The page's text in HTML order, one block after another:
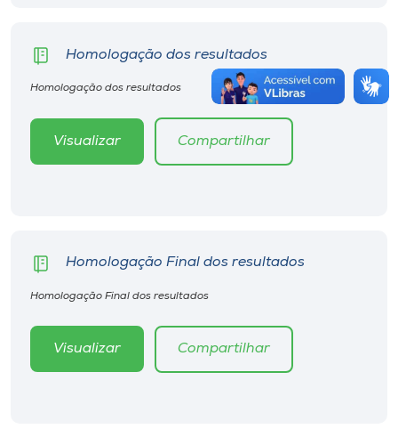
Homologação dos resultados
Homologação dos resultados
Visualizar Compartilhar
Homologação Final dos resultados
Homologação Final dos resultados
Visualizar Compartilhar